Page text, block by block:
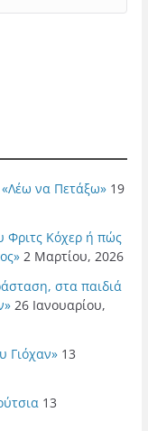
να Πετάξω» 19
Φριτς Κόχερ ή πώς
2 Μαρτίου, 2026
στα παιδιά
26 Ιανουαρίου,
Γιόχαν» 13
13